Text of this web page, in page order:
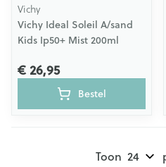
Vichy
Vichy Ideal Soleil A/sand
Kids Ip50+ Mist 200ml
€ 26,95
Bestel
Toon